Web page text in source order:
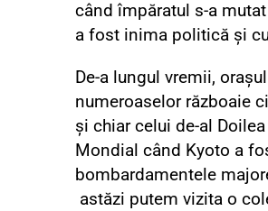
când împăratul s-a
a fost inima politică și
De-a lungul vremii,
numeroaselor războaie
și chiar celui de-al
Mondial când Kyoto a
bombardamentele
astăzi putem vizita o